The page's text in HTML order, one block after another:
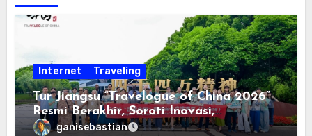
Internet Traveling
Tur Jiangsu “Travelogue of China 2026”
Resmi Berakhir, Soroti Inovasi,
Keterbukaan, dan Pembangunan
ganisebastian